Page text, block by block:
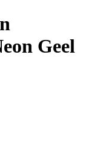
Geel